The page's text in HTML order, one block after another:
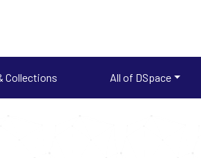
Collections All of DSpace